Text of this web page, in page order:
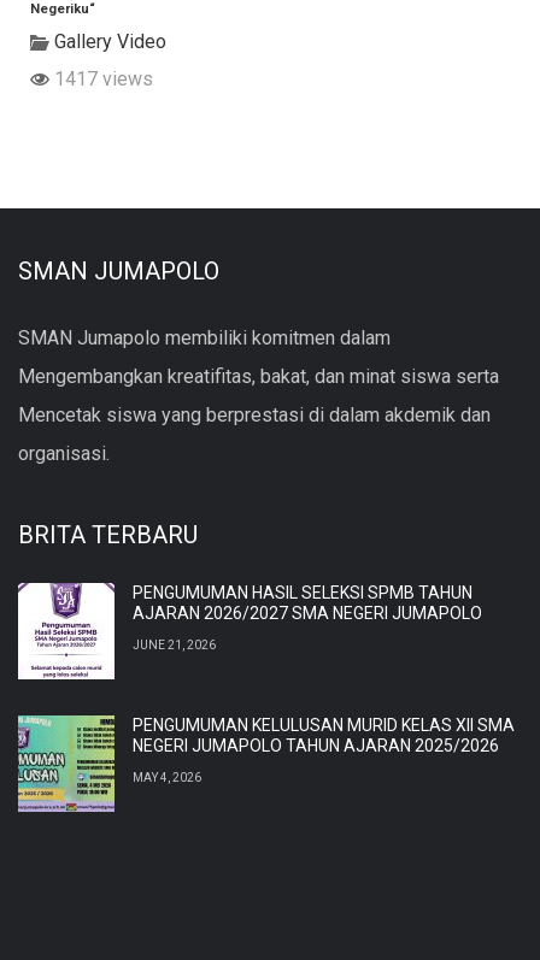
Negeriku“
Gallery Video
1417 views
SMAN JUMAPOLO
SMAN Jumapolo membiliki komitmen dalam
Mengembangkan kreatifitas, bakat, dan minat siswa serta
Mencetak siswa yang berprestasi di dalam akdemik dan
organisasi.
BRITA TERBARU
PENGUMUMAN HASIL SELEKSI SPMB TAHUN
AJARAN 2026/2027 SMA NEGERI JUMAPOLO
JUNE 21, 2026
PENGUMUMAN KELULUSAN MURID KELAS XII SMA
NEGERI JUMAPOLO TAHUN AJARAN 2025/2026
MAY 4, 2026